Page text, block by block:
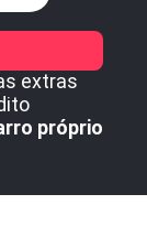
extras
próprio